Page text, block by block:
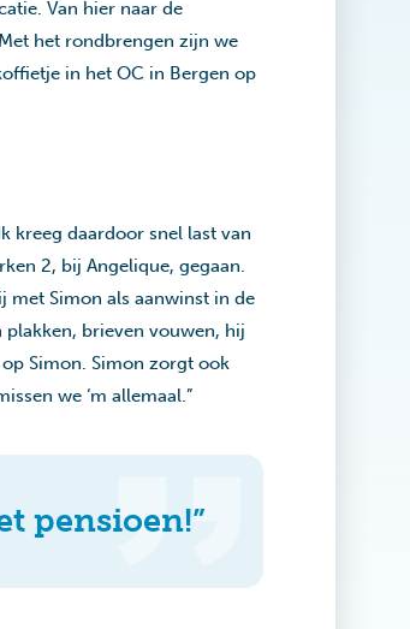
Van hier naar de
het rondbrengen zijn we
in het OC in Bergen op
kreeg daardoor snel last van
2, bij Angelique, gegaan.
met Simon als aanwinst in de
plakken, brieven vouwen, hij
Simon. Simon zorgt ook
we ‘m allemaal.”
pensioen!”